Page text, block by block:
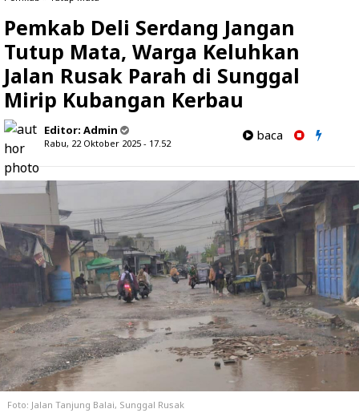
Pemkab Deli Serdang Jangan
Tutup Mata, Warga Keluhkan
Jalan Rusak Parah di Sunggal
Mirip Kubangan Kerbau
Editor: Admin
Rabu, 22 Oktober 2025 - 17.52
baca
Foto: Jalan Tanjung Balai, Sunggal Rusak